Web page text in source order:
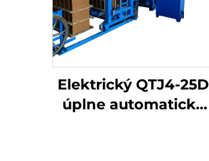
Elektrický QTJ4-25D
úplne automatický